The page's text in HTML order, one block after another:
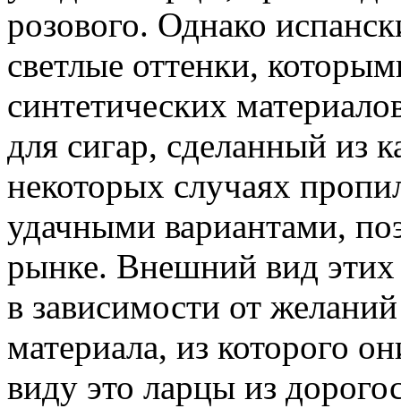
розового. Однако
светлые оттенки,
синтетических
для сигар, сделанный из
некоторых случаях
удачными вариантами,
рынке. Внешний вид этих
в зависимости от
материала, из которого
виду это ларцы из